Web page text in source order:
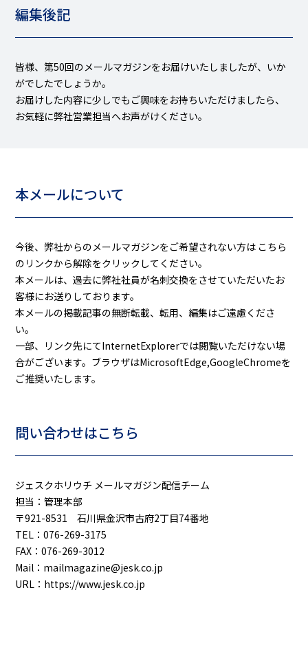
編集後記
皆様、第50回のメールマガジンをお届けいたしましたが、いか
がでしたでしょうか。
お届けした内容に少しでもご興味をお持ちいただけましたら、
お気軽に弊社営業担当へお声がけください。
本メールについて
今後、弊社からのメールマガジンをご希望されない方は こちら
のリンクから解除をクリックしてください。
本メールは、過去に弊社社員が名刺交換をさせていただいたお
客様にお送りしております。
本メールの掲載記事の無断転載、転用、編集はご遠慮くださ
い。
一部、リンク先にてInternetExplorerでは閲覧いただけない場
合がございます。ブラウザはMicrosoftEdge,GoogleChromeを
ご推奨いたします。
問い合わせはこちら
ジェスクホリウチ メールマガジン配信チーム
担当：管理本部
〒921-8531 石川県金沢市古府2丁目74番地
TEL：076-269-3175
FAX：076-269-3012
Mail：mailmagazine@jesk.co.jp
URL：https://www.jesk.co.jp